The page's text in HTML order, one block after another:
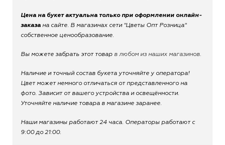
Цена на букет актуальна только при оформлении онлайн-
заказа на сайте. В магазинах сети "Цветы Опт Розница"
собственное ценообразование.
Вы можете забрать этот товар в любом из наших магазинов.
Наличие и точный состав букета уточняйте у оператора!
Цвет может немного отличаться от представленного на
фото. Зависит от вашего устройства и освещённости.
Уточняйте наличие товара в магазине заранее.
Наши магазины работают 24 часа. Операторы работают с
9:00 до 21:00.